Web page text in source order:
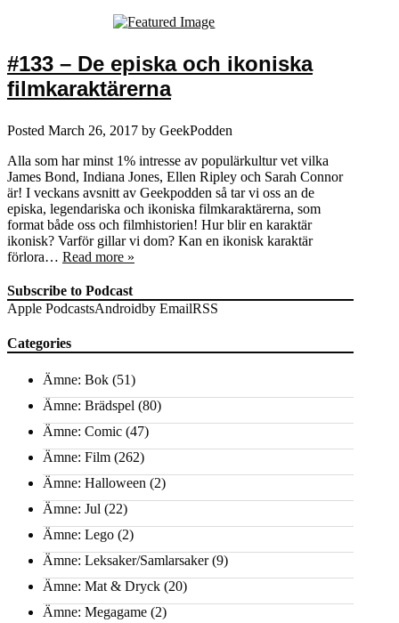
#133 – De episka och ikoniska
filmkaraktärerna
Posted March 26, 2017 by GeekPodden
Alla som har minst 1% intresse av populärkultur vet vilka
James Bond, Indiana Jones, Ellen Ripley och Sarah Connor
är! I veckans avsnitt av Geekpodden så tar vi oss an de
episka, legendariska och ikoniska filmkaraktärerna, som
format både oss och filmhistorien! Hur blir en karaktär
ikonisk? Varför gillar vi dom? Kan en ikonisk karaktär
förlora… Read more »
Subscribe to Podcast
Apple PodcastsAndroidby EmailRSS
Categories
Ämne: Bok (51)
Ämne: Brädspel (80)
Ämne: Comic (47)
Ämne: Film (262)
Ämne: Halloween (2)
Ämne: Jul (22)
Ämne: Lego (2)
Ämne: Leksaker/Samlarsaker(9)
Ämne: Mat & Dryck (20)
Ämne: Megagame (2)